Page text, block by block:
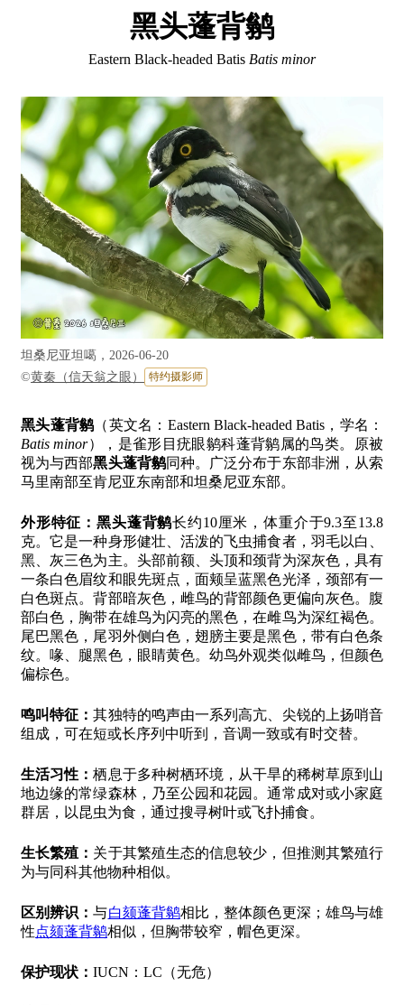
黑头蓬背鹟
Eastern Black-headed Batis Batis minor
坦桑尼亚坦噶，2026-06-20
©黄秦（信天翁之眼） 特约摄影师
黑头蓬背鹟 （英文名：Eastern Black-headed Batis，学名：
Batis minor），是雀形目疣眼鹟科蓬背鹟属的鸟类。原被
视为与西部黑头蓬背鹟同种。广泛分布于东部非洲，从索
马里南部至肯尼亚东南部和坦桑尼亚东部。
外形特征：黑头蓬背鹟长约10厘米，体重介于9.3至13.8
克。它是一种身形健壮、活泼的飞虫捕食者，羽毛以白、
黑、灰三色为主。头部前额、头顶和颈背为深灰色，具有
一条白色眉纹和眼先斑点，面颊呈蓝黑色光泽，颈部有一
白色斑点。背部暗灰色，雌鸟的背部颜色更偏向灰色。腹
部白色，胸带在雄鸟为闪亮的黑色，在雌鸟为深红褐色。
尾巴黑色，尾羽外侧白色，翅膀主要是黑色，带有白色条
纹。喙、腿黑色，眼睛黄色。幼鸟外观类似雌鸟，但颜色
偏棕色。
鸣叫特征：其独特的鸣声由一系列高亢、尖锐的上扬哨音
组成，可在短或长序列中听到，音调一致或有时交替。
生活习性：栖息于多种树栖环境，从干旱的稀树草原到山
地边缘的常绿森林，乃至公园和花园。通常成对或小家庭
群居，以昆虫为食，通过搜寻树叶或飞扑捕食。
生长繁殖： 关于其繁殖生态的信息较少，但推测其繁殖行
为与同科其他物种相似。
区别辨识：与白颏蓬背鹟相比，整体颜色更深；雄鸟与雄
性点颏蓬背鹟相似，但胸带较窄，帽色更深。
保护现状： IUCN：LC（无危）